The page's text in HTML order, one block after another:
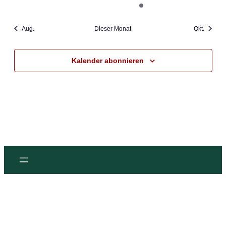
Veranstaltungen
Veranstaltungen
Veranstaltung
Aug. Dieser Monat Okt.
Kalender abonnieren